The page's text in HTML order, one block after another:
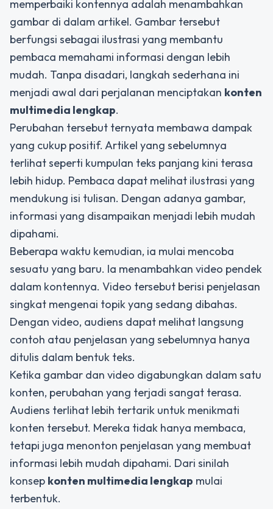
memperbaiki kontennya adalah menambahkan
gambar di dalam artikel. Gambar tersebut
berfungsi sebagai ilustrasi yang membantu
pembaca memahami informasi dengan lebih
mudah. Tanpa disadari, langkah sederhana ini
menjadi awal dari perjalanan menciptakan konten
multimedia lengkap.
Perubahan tersebut ternyata membawa dampak
yang cukup positif. Artikel yang sebelumnya
terlihat seperti kumpulan teks panjang kini terasa
lebih hidup. Pembaca dapat melihat ilustrasi yang
mendukung isi tulisan. Dengan adanya gambar,
informasi yang disampaikan menjadi lebih mudah
dipahami.
Beberapa waktu kemudian, ia mulai mencoba
sesuatu yang baru. Ia menambahkan video pendek
dalam kontennya. Video tersebut berisi penjelasan
singkat mengenai topik yang sedang dibahas.
Dengan video, audiens dapat melihat langsung
contoh atau penjelasan yang sebelumnya hanya
ditulis dalam bentuk teks.
Ketika gambar dan video digabungkan dalam satu
konten, perubahan yang terjadi sangat terasa.
Audiens terlihat lebih tertarik untuk menikmati
konten tersebut. Mereka tidak hanya membaca,
tetapi juga menonton penjelasan yang membuat
informasi lebih mudah dipahami. Dari sinilah
konsep konten multimedia lengkap mulai
terbentuk.